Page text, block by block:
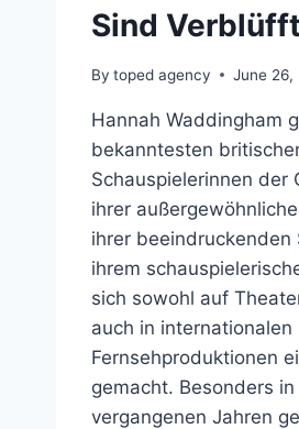
Sind Verblüfft
By toped agency June 26,
Hannah Waddingham
bekanntesten
Schauspielerinnen der
ihrer
ihrer beeindruckenden
ihrem
sich sowohl auf
auch in internationalen
Fernsehproduktionen
gemacht. Besonders in
vergangenen Jahren